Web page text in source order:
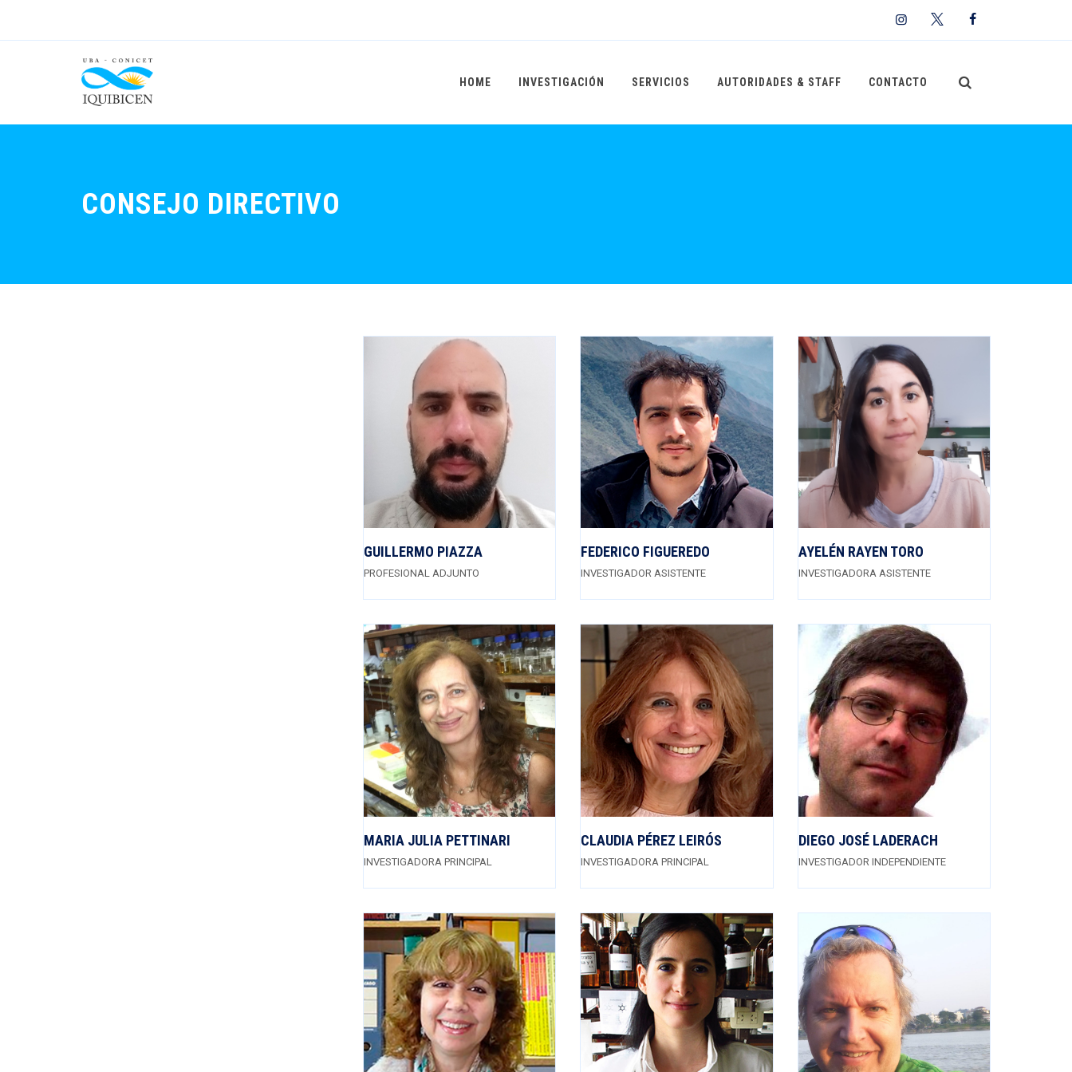
HOME INVESTIGACIÓN SERVICIOS AUTORIDADES & STAFF CONTACTO
CONSEJO DIRECTIVO
GUILLERMO PIAZZA
PROFESIONAL ADJUNTO
FEDERICO FIGUEREDO
INVESTIGADOR ASISTENTE
AYELÉN RAYEN TORO
INVESTIGADORA ASISTENTE
MARIA JULIA PETTINARI
INVESTIGADORA PRINCIPAL
CLAUDIA PÉREZ LEIRÓS
INVESTIGADORA PRINCIPAL
DIEGO JOSÉ LADERACH
INVESTIGADOR INDEPENDIENTE